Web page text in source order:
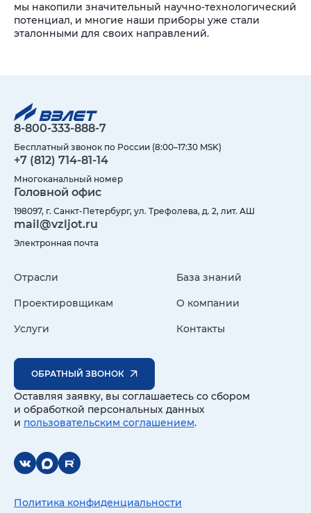
мы накопили значительный научно-технологический
потенциал, и многие наши приборы уже стали
эталонными для своих направлений.
8-800-333-888-7
Бесплатный звонок по России (8:00–17:30 MSK)
+7 (812) 714-81-14
Многоканальный номер
Головной офис
198097, г. Санкт-Петербург, ул. Трефолева, д. 2, лит. АШ
mail@vzljot.ru
Электронная почта
Отрасли
Проектировщикам
Услуги
База знаний
О компании
Контакты
ОБРАТНЫЙ ЗВОНОК
Оставляя заявку, вы соглашаетесь со сбором
и обработкой персональных данных
и пользовательским соглашением.
Политика конфиденциальности